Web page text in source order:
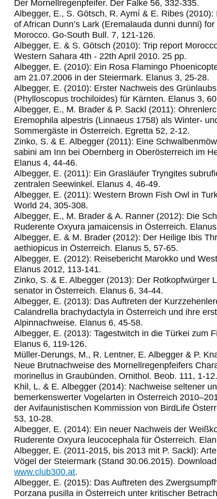
Der Mornellregenpfeifer. Der Falke 56, 332-335.
Albegger, E., S. Götsch, R. Aymí & E. Ribes (2010):
of African Dunn’s Lark (Eremalauda dunni dunni) for
Morocco. Go-South Bull. 7, 121-126.
Albegger, E. & S. Götsch (2010): Trip report
Western Sahara 4th - 22th April 2010. 25 pp.
Albegger, E. (2010): Ein Rosa Flamingo
am 21.07.2006 in der Steiermark. Elanus 3, 25-28.
Albegger, E. (2010): Erster Nachweis des
(Phylloscopus trochiloides) für Kärnten. Elanus 3,
Albegger, E., M. Brader & P. Sackl (2011):
Eremophila alpestris (Linnaeus 1758) als Winter-
Sommergäste in Österreich. Egretta 52, 2-12.
Zinko, S. & E. Albegger (2011): Eine
sabini am Inn bei Obernberg in Oberösterreich im
Elanus 4, 44-46.
Albegger, E. (2011): Ein Grasläufer Tryngites
zentralen Seewinkel. Elanus 4, 46-49.
Albegger, E. (2011): Western Brown Fish Owl in
World 24, 305-308.
Albegger, E., M. Brader & A. Ranner (2012): Die
Ruderente Oxyura jamaicensis in Österreich.
Albegger, E. & M. Brader (2012): Der Heilige Ibis
aethiopicus in Österreich. Elanus 5, 57-65.
Albegger, E. (2012): Reisebericht Marokko und
Elanus 2012, 113-141.
Zinko, S. & E. Albegger (2013): Der Rotkopfwürger
senator in Österreich. Elanus 6, 34-44.
Albegger, E. (2013): Das Auftreten der
Calandrella brachydactyla in Österreich und ihre
Alpinnachweise. Elanus 6, 45-58.
Albegger, E. (2013): Tagestwitch in die Türkei zum
Elanus 6, 119-126.
Müller-Derungs, M., R. Lentner, E. Albegger & P.
Neue Brutnachweise des Mornellregenpfeifers
morinellus in Graubünden. Ornithol. Beob. 111, 1-12.
Khil, L. & E. Albegger (2014): Nachweise seltener
bemerkenswerter Vogelarten in Österreich
der Avifaunistischen Kommission von BirdLife
53, 10-28.
Albegger, E. (2014): Ein neuer Nachweis der
Ruderente Oxyura leucocephala für Österreich.
Albegger, E. (2011-2015, bis 2013 mit P. Sackl):
Vögel der Steiermark (Stand 30.06.2015).
www.club300.at.
Albegger, E. (2015): Das Auftreten des
Porzana pusilla in Österreich unter kritischer